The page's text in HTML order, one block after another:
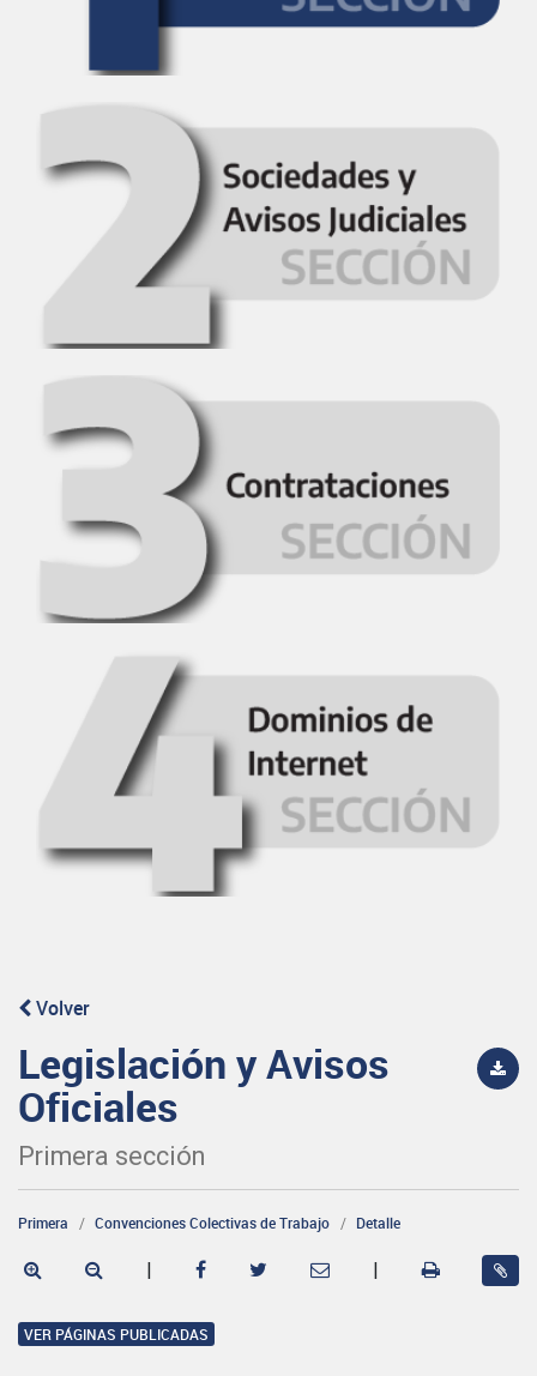
Volver
Legislación y Avisos
Oficiales
Primera sección
Primera Convenciones Colectivas de Trabajo Detalle
| |
VER PÁGINAS PUBLICADAS